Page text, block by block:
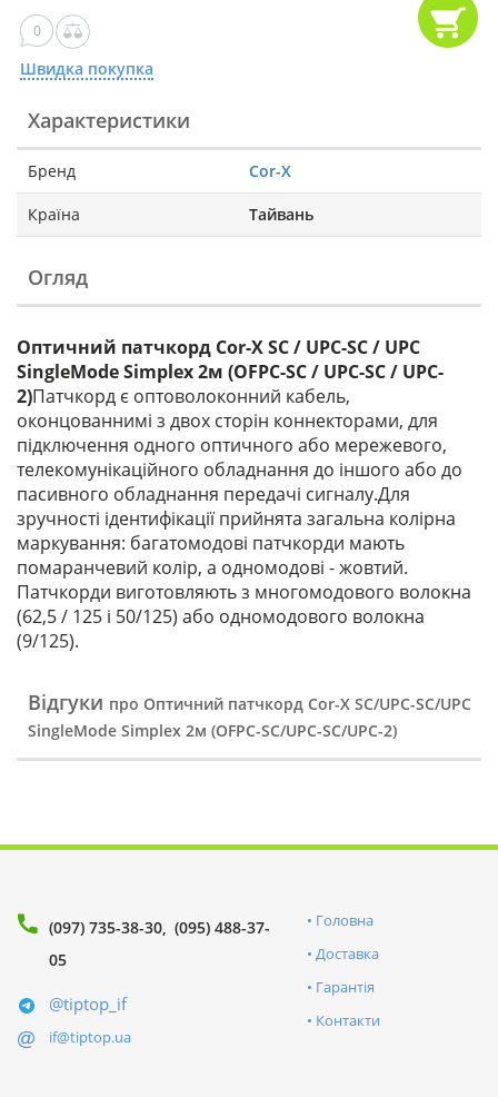
0
Швидка покупка
Характеристики
Бренд Cor-X
Країна Тайвань
Огляд
Оптичний патчкорд Cor-X SC / UPC-SC / UPC
SingleMode Simplex 2м (OFPC-SC / UPC-SC / UPC-
2)Патчкорд є оптоволоконний кабель,
оконцованнимі з двох сторін коннекторами, для
підключення одного оптичного або мережевого,
телекомунікаційного обладнання до іншого або до
пасивного обладнання передачі сигналу.Для
зручності ідентифікації прийнята загальна колірна
маркування: багатомодові патчкорди мають
помаранчевий колір, а одномодові - жовтий.
Патчкорди виготовляють з многомодового волокна
(62,5 / 125 і 50/125) або одномодового волокна
(9/125).
Відгуки про Оптичний патчкорд Cor-X SC/UPC-SC/UPC
SingleMode Simplex 2м (OFPC-SC/UPC-SC/UPC-2)
(097) 735-38-30 (095) 488-37-
05
@tiptop_if
if@tiptop.ua
Головна
Доставка
Гарантія
Контакти